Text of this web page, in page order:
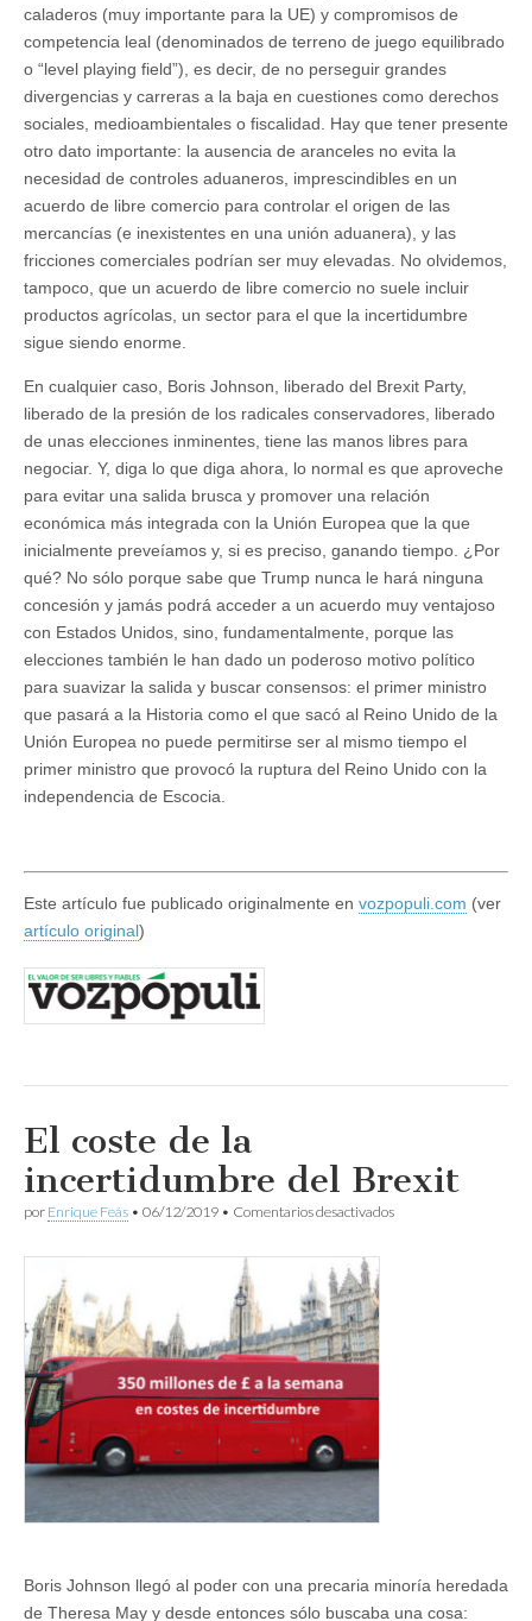
caladeros (muy importante para la UE) y compromisos de
competencia leal (denominados de terreno de juego equilibrado
o “level playing field”), es decir, de no perseguir grandes
divergencias y carreras a la baja en cuestiones como derechos
sociales, medioambientales o fiscalidad. Hay que tener presente
otro dato importante: la ausencia de aranceles no evita la
necesidad de controles aduaneros, imprescindibles en un
acuerdo de libre comercio para controlar el origen de las
mercancías (e inexistentes en una unión aduanera), y las
fricciones comerciales podrían ser muy elevadas. No olvidemos,
tampoco, que un acuerdo de libre comercio no suele incluir
productos agrícolas, un sector para el que la incertidumbre
sigue siendo enorme.
En cualquier caso, Boris Johnson, liberado del Brexit Party,
liberado de la presión de los radicales conservadores, liberado
de unas elecciones inminentes, tiene las manos libres para
negociar. Y, diga lo que diga ahora, lo normal es que aproveche
para evitar una salida brusca y promover una relación
económica más integrada con la Unión Europea que la que
inicialmente preveíamos y, si es preciso, ganando tiempo. ¿Por
qué? No sólo porque sabe que Trump nunca le hará ninguna
concesión y jamás podrá acceder a un acuerdo muy ventajoso
con Estados Unidos, sino, fundamentalmente, porque las
elecciones también le han dado un poderoso motivo político
para suavizar la salida y buscar consensos: el primer ministro
que pasará a la Historia como el que sacó al Reino Unido de la
Unión Europea no puede permitirse ser al mismo tiempo el
primer ministro que provocó la ruptura del Reino Unido con la
independencia de Escocia.
Este artículo fue publicado originalmente en vozpopuli.com (ver
artículo original)
El coste de la
incertidumbre del Brexit
por Enrique Feás • 06/12/2019 • Comentarios desactivadosen
Boris Johnson llegó al poder con una precaria minoría heredada
de Theresa May y desde entonces sólo buscaba una cosa: